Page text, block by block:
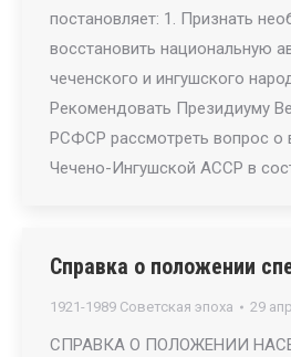
постановляет: 1. Признать
восстановить национальную
чеченского и ингушского
Рекомендовать Президиуму
РСФСР рассмотреть вопрос о
Чечено-Ингушской АССР в
Справка о положении
1921-1989 Советская эпоха 29
СПРАВКА О ПОЛОЖЕНИИ